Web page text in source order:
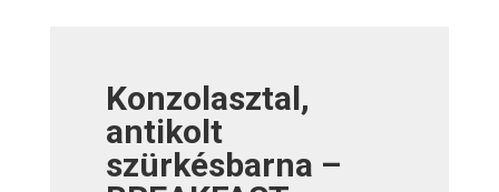
Konzolasztal,
antikolt
szürkésbarna –